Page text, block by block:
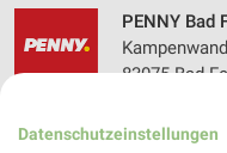
PENNY Bad
83075 Bad
Heute
Datenschutzeinstellungen